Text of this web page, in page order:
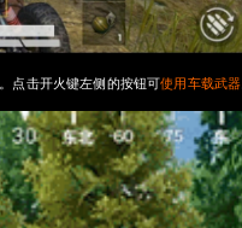
。点击开火键左侧的按钮可使用车载武器